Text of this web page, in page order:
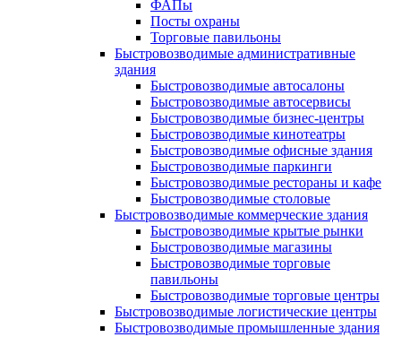
ФАПы
Посты охраны
Торговые павильоны
Быстровозводимые административные
здания
Быстровозводимые автосалоны
Быстровозводимые автосервисы
Быстровозводимые бизнес-центры
Быстровозводимые кинотеатры
Быстровозводимые офисные здания
Быстровозводимые паркинги
Быстровозводимые рестораны и кафе
Быстровозводимые столовые
Быстровозводимые коммерческие здания
Быстровозводимые крытые рынки
Быстровозводимые магазины
Быстровозводимые торговые
павильоны
Быстровозводимые торговые центры
Быстровозводимые логистические центры
Быстровозводимые промышленные здания